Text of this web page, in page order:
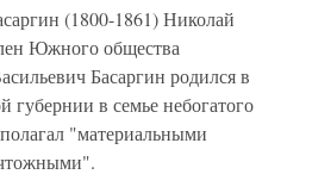
(1800-1861) Николай
Южного общества
Басаргин родился в
губернии в семье небогатого
"материальными